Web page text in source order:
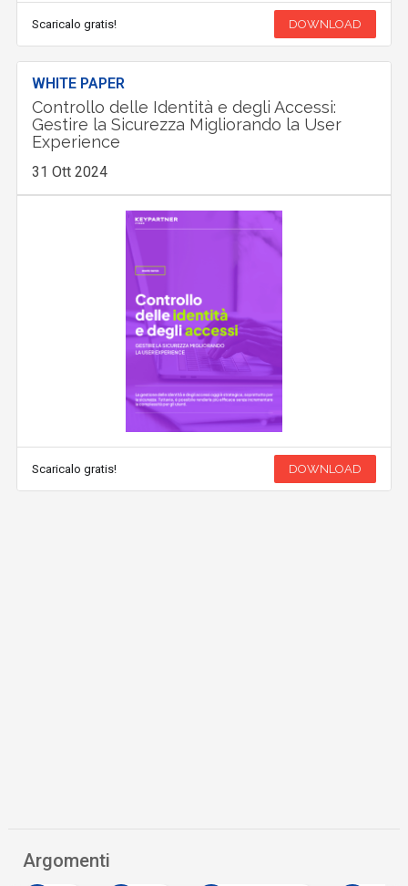
Scaricalo gratis! DOWNLOAD
WHITE PAPER
Controllo delle Identità e degli Accessi:
Gestire la Sicurezza Migliorando la User
Experience
31 Ott 2024
Scaricalo gratis! DOWNLOAD
Argomenti